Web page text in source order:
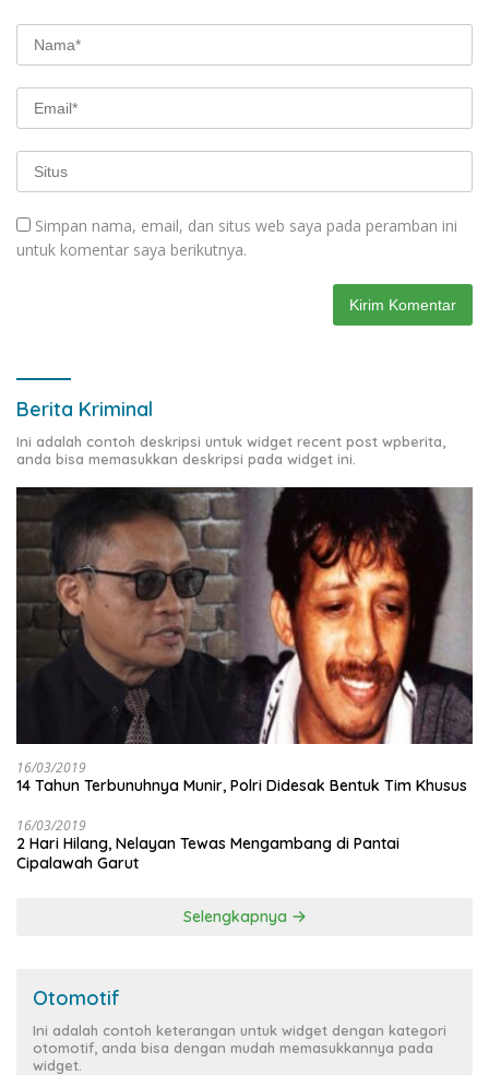
Simpan nama, email, dan situs web saya pada peramban ini
untuk komentar saya berikutnya.
Berita Kriminal
Ini adalah contoh deskripsi untuk widget recent post wpberita,
anda bisa memasukkan deskripsi pada widget ini.
16/03/2019
14 Tahun Terbunuhnya Munir, Polri Didesak Bentuk Tim Khusus
16/03/2019
2 Hari Hilang, Nelayan Tewas Mengambang di Pantai
Cipalawah Garut
Selengkapnya
Otomotif
Ini adalah contoh keterangan untuk widget dengan kategori
otomotif, anda bisa dengan mudah memasukkannya pada
widget.